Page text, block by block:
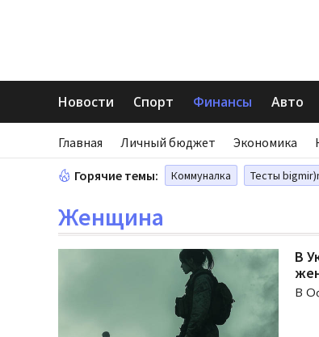
Новости Спорт Финансы Авто
Главная Личный бюджет Экономика
Горячие темы: Коммуналка Тесты
Женщина
В
В